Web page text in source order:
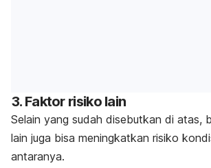
3. Faktor risiko lain
Selain yang sudah disebutkan di atas,
lain juga bisa meningkatkan risiko
antaranya.